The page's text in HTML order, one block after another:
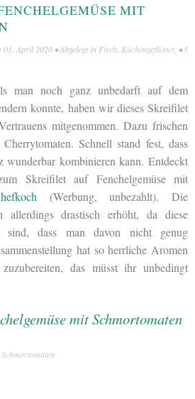
MIT
01. April 2020 • Abgelegt in Fisch Küchengeflüster, • 5
man noch ganz unbedarft auf dem
konnte, haben wir dieses Skreifilet
mitgenommen. Dazu frischen
Schnell stand fest, dass
wunderbar kombinieren kann. Entdeckt
Skreifilet auf Fenchelgemüse mit
(Werbung, unbezahlt). Die
allerdings drastisch erhöht, da diese
sind, dass man davon nicht genug
hat so herrliche Aromen
das müsst ihr unbedingt